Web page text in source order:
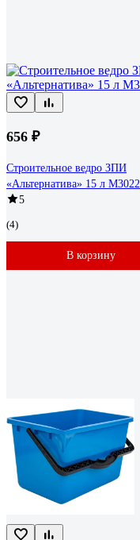
656 ₽
Строительное ведро ЗПИ
«Альтернатива» 15 л М3022
5
(4)
В корзину